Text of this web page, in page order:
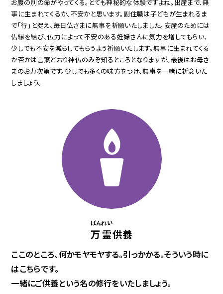
お腹の別の命がやってくる。とても神秘的な体験ですよね。出産まで、無
事に生まれてくるか、不安かと思います。副住職は子どもが生まれるま
で「行」と捉え、毎日仏さまに無事を祈願いたしました。安産のためには
仏縁を結び、仏力によって不安のある妊婦さんに気力を増してもらい、
少しでも不安を減らしてもらうよう祈願いたします。無事に生まれてくる
か否かは言葉どおり神仏のみぞ知るところとなりますが、最後はお母さ
まのお力次第です。少しでも多くの味方をつけ、無事を一緒に祈念いた
しましょう。
万
ばん
霊
れい
供養
ここのところ、何かモヤモヤする。引っかかる。そういう時に
はこちらです。
一緒にご供養という名の修行をいたしましょう。